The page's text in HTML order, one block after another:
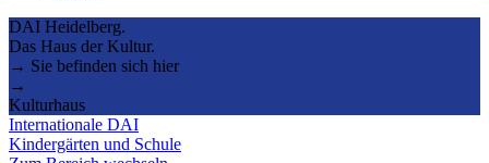
DAI Heidelberg.
Das Haus der Kultur.
→ Sie befinden sich hier
→
Kulturhaus
Internationale DAI
Kindergärten und Schule